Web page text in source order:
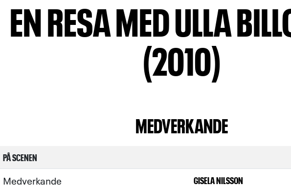
EN RESA MED ULLA
(2010)
MEDVERKANDE
PÅ SCENEN
Medverkande GISELA NILSSON